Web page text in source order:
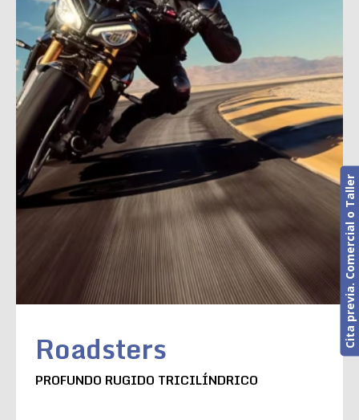
Roadsters
PROFUNDO RUGIDO TRICILÍNDRICO
Cita previa. Comercial o Taller